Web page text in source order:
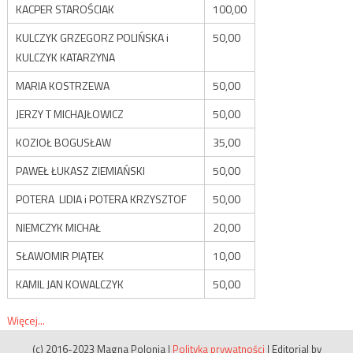
KACPER STAROŚCIAK
100,00
KULCZYK GRZEGORZ POLIŃSKA i
KULCZYK KATARZYNA
50,00
MARIA KOSTRZEWA
50,00
JERZY T MICHAJŁOWICZ
50,00
KOZIOŁ BOGUSŁAW
35,00
PAWEŁ ŁUKASZ ZIEMIAŃSKI
50,00
POTERA LIDIA i POTERA KRZYSZTOF
50,00
NIEMCZYK MICHAŁ
20,00
SŁAWOMIR PIĄTEK
10,00
KAMIL JAN KOWALCZYK
50,00
Więcej...
(c) 2016-2023 Magna Polonia | Polityka prywatności | Editorial by